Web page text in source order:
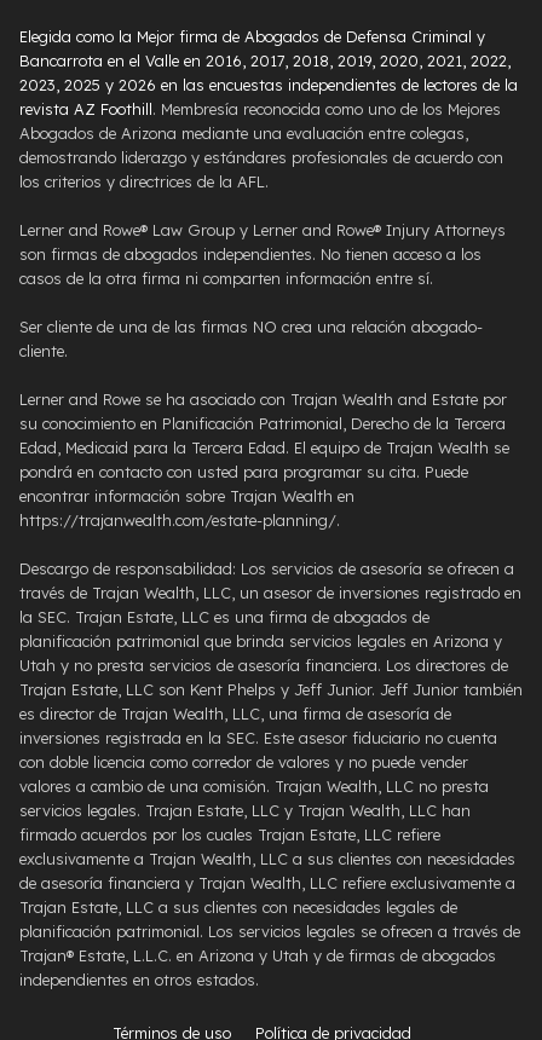
Elegida como la Mejor firma de Abogados de Defensa Criminal y
Bancarrota en el Valle en 2016, 2017, 2018, 2019, 2020, 2021, 2022,
2023, 2025 y 2026 en las encuestas independientes de lectores de la
revista AZ Foothill. Membresía reconocida como uno de los Mejores
Abogados de Arizona mediante una evaluación entre colegas,
demostrando liderazgo y estándares profesionales de acuerdo con
los criterios y directrices de la AFL.
Lerner and Rowe® Law Group y Lerner and Rowe® Injury Attorneys
son firmas de abogados independientes. No tienen acceso a los
casos de la otra firma ni comparten información entre sí.
Ser cliente de una de las firmas NO crea una relación abogado-
cliente.
Lerner and Rowe se ha asociado con Trajan Wealth and Estate por
su conocimiento en Planificación Patrimonial, Derecho de la Tercera
Edad, Medicaid para la Tercera Edad. El equipo de Trajan Wealth se
pondrá en contacto con usted para programar su cita. Puede
encontrar información sobre Trajan Wealth en
https://trajanwealth.com/estate-planning/.
Descargo de responsabilidad: Los servicios de asesoría se ofrecen a
través de Trajan Wealth, LLC, un asesor de inversiones registrado en
la SEC. Trajan Estate, LLC es una firma de abogados de
planificación patrimonial que brinda servicios legales en Arizona y
Utah y no presta servicios de asesoría financiera. Los directores de
Trajan Estate, LLC son Kent Phelps y Jeff Junior. Jeff Junior también
es director de Trajan Wealth, LLC, una firma de asesoría de
inversiones registrada en la SEC. Este asesor fiduciario no cuenta
con doble licencia como corredor de valores y no puede vender
valores a cambio de una comisión. Trajan Wealth, LLC no presta
servicios legales. Trajan Estate, LLC y Trajan Wealth, LLC han
firmado acuerdos por los cuales Trajan Estate, LLC refiere
exclusivamente a Trajan Wealth, LLC a sus clientes con necesidades
de asesoría financiera y Trajan Wealth, LLC refiere exclusivamente a
Trajan Estate, LLC a sus clientes con necesidades legales de
planificación patrimonial. Los servicios legales se ofrecen a través de
Trajan® Estate, L.L.C. en Arizona y Utah y de firmas de abogados
independientes en otros estados.
Términos de uso Política de privacidad